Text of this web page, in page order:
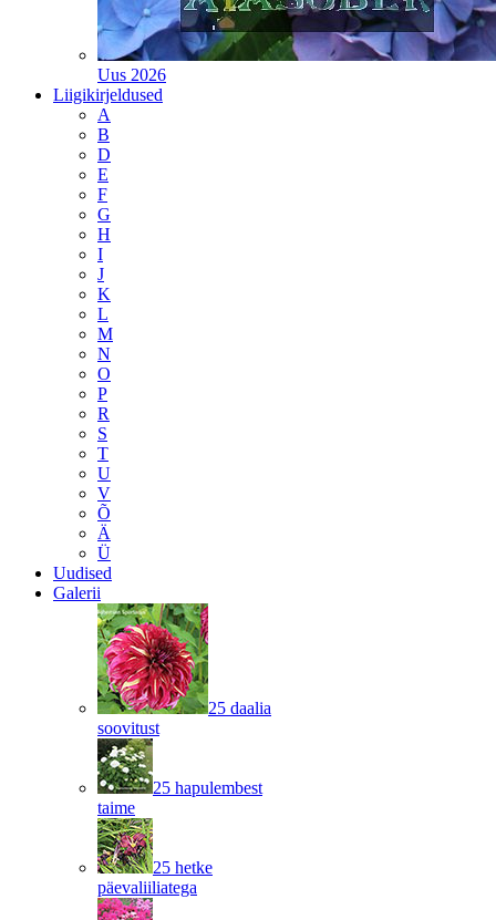
Uus 2026
Liigikirjeldused
A
B
D
E
F
G
H
I
J
K
L
M
N
O
P
R
S
T
U
V
Õ
Ä
Ü
Uudised
Galerii
25 daalia
soovitust
25 hapulembest
taime
25 hetke
päevaliiliatega